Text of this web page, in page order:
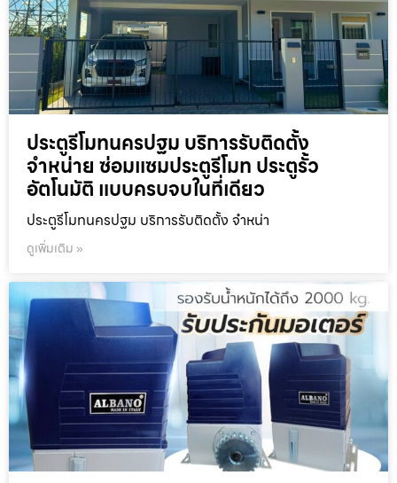
ประตูรีโมทนครปฐม บริการรับติดตั้ง
จำหน่าย ซ่อมแซมประตูรีโมท ประตูรั้ว
อัตโนมัติ แบบครบจบในที่เดียว
ประตูรีโมทนครปฐม บริการรับติดตั้ง จำหน่า
ดูเพิ่มเติม »